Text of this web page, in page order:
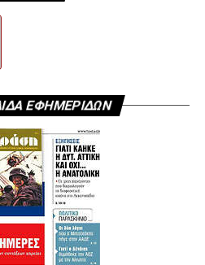
ΕΦΗΜΕΡΙΔΩΝ